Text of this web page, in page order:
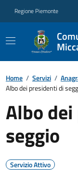
Regione Piemonte
Home / Servizi /
Albo dei presidenti di
Albo
seggio
Servizio Attivo